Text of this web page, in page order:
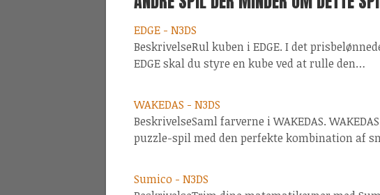
EDGE - N3DS
BeskrivelseRul kuben i EDGE. I det
EDGE skal du styre en kube ved at rulle den…
WAKEDAS - N3DS
BeskrivelseSaml farverne i WAKEDAS.
puzzle-spil med den perfekte kombination af
Sumico - N3DS